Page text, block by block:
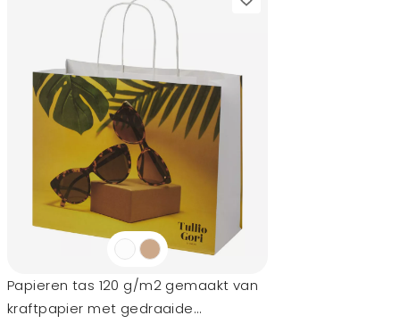
Papieren tas 120 g/m2 gemaakt van
kraftpapier met gedraaide